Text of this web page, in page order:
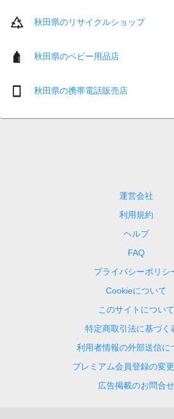
秋田県のリサイクルショップ
秋田県のベビー用品店
秋田県の携帯電話販売店
運営会社
利用規約
ヘルプ
FAQ
プライバシーポリシ
Cookieについて
このサイトについて
特定商取引法に基づく
利用者情報の外部送信に
プレミアム会員登録の変
広告掲載のお問合せ